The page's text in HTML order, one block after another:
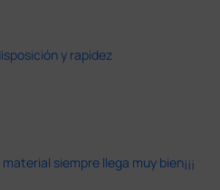
y rapidez
siempre llega muy bien¡¡¡